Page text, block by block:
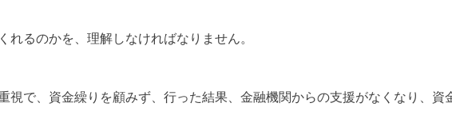
るのかを、理解しなければなりません。
視で、資金繰りを顧みず、行った結果、金融機関からの支援がなくなり、